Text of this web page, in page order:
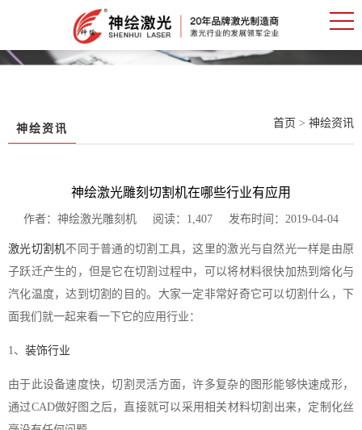
神绘资讯 首页 > 神绘资讯
神绘激光雕刻切割机在哪些行业有应用
作者：神绘激光雕刻机 阅读：1,407 发布时间：2019-04-04
激光切割机不同于普通的切割工具，这里的激光与自然光一样是由原
子跃迁产生的，但是它在切割过程中，可以将材料很快加热到熔化与
汽化温度，达到切割的目的。大家一定非常好奇它可以切割什么，下
面我们就一起来看一下它的应用行业：
1、 装饰行业
由于此设备速度快，切割灵活方面，许多复杂的图形能够快速成形，
通过CAD做好图之后，直接就可以采用相关材料切割出来，定制化丝